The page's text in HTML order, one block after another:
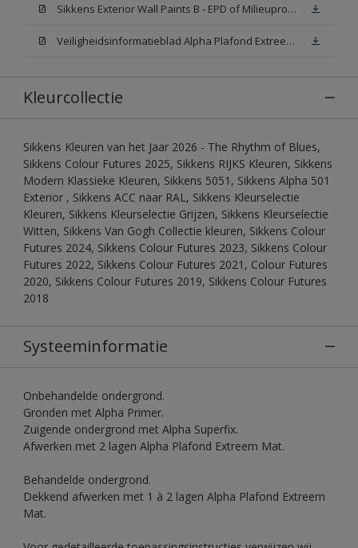
Sikkens Exterior Wall Paints B - EPD of Milieuproductverklaring
Veiligheidsinformatieblad Alpha Plafond Extreem Mat White W05 (MSDS)
Kleurcollectie
Sikkens Kleuren van het Jaar 2026 - The Rhythm of Blues,
Sikkens Colour Futures 2025, Sikkens RIJKS Kleuren, Sikkens
Modern Klassieke Kleuren, Sikkens 5051, Sikkens Alpha 501
Exterior , Sikkens ACC naar RAL, Sikkens Kleurselectie
Kleuren, Sikkens Kleurselectie Grijzen, Sikkens Kleurselectie
Witten, Sikkens Van Gogh Collectie kleuren, Sikkens Colour
Futures 2024, Sikkens Colour Futures 2023, Sikkens Colour
Futures 2022, Sikkens Colour Futures 2021, Colour Futures
2020, Sikkens Colour Futures 2019, Sikkens Colour Futures
2018
Systeeminformatie
Onbehandelde ondergrond.
Gronden met Alpha Primer.
Zuigende ondergrond met Alpha Superfix.
Afwerken met 2 lagen Alpha Plafond Extreem Mat.
Behandelde ondergrond.
Dekkend afwerken met 1 à 2 lagen Alpha Plafond Extreem
Mat.